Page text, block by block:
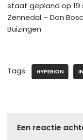
staat gepland op 19
Zennedal – Don
Buizingen.
Tags: HYPERION
Een reactie